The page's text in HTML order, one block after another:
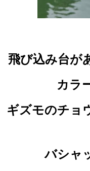
飛び込み台が
カラ
ギズモのチョ
バシャ